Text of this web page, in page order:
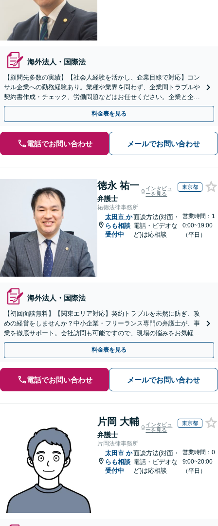
海外法人・国際法
【顧問先多数の実績】【社会人経験を活かし、企業目線で対応】コン
サル企業への勤務経験あり。業種や業界を問わず、企業間トラブルや
契約書作成・チェック、労働問題などはお任せください。企業と企業
の連携をつなぐ「橋渡し役」として、企業の発展をサポート
料金表を見る
電話でお問い合わせ メールでお問い合わせ
徳永 祐一
弁護士
インタビュ
ーを見る
東京都
祐徳法律事務所
太田市 か
らも相談
受付中
面談方法(対面・
電話・ビデオな
ど)は応相談
営業時間：1
0:00~19:00
（平日）
海外法人・国際法
【初回面談無料】【関東エリア対応】契約トラブルを未然に防ぎ、攻
めの経営をしませんか？中小企業・フリーランス専門の弁護士が、事
業を徹底サポート。会社訪問も可能ですので、現場の悩みをお気軽に
ご相談ください。【夜間や休日相談も対応】
料金表を見る
電話でお問い合わせ メールでお問い合わせ
片岡 大輔
弁護士
インタビュ
ーを見る
東京都
片岡法律事務所
太田市 か
らも相談
受付中
面談方法(対面・
電話・ビデオな
ど)は応相談
営業時間：0
9:00~20:00
（平日）